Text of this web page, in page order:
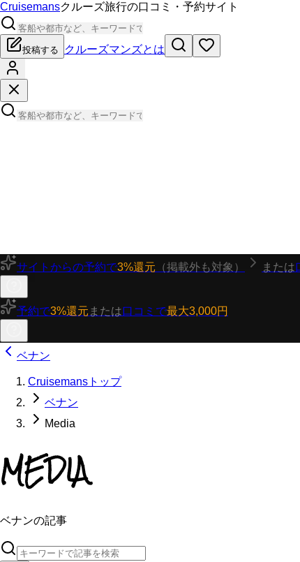
Cruisemansクルーズ旅行の口コミ・予約サイト
投稿する クルーズマンズとは
サイトからの予約で3%還元 （掲載外も対象） または
予約で3%還元 または口コミで最大3,000円
ベナン
Cruisemansトップ
ベナン
Media
MEDIA
ベナンの記事